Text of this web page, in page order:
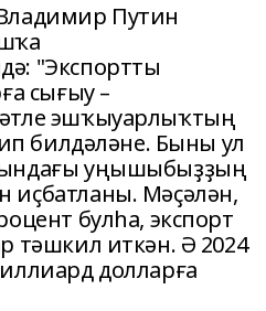
Путин
"Экспортты
сығыу –
эшҡыуарлыҡтың
билдәләне. Быны ул
уңышыбыҙҙың
Мәҫәлән,
булһа, экспорт
тәшкил иткән. Ә 2024
долларға